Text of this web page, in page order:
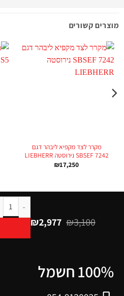
מוצרים קשורים
מקרר לצד מקפיא ליבהר דגם
SBSEF 7242 נירוסטה LIEBHERR
₪17,250
₪3,100
₪2,977
100% חשמל